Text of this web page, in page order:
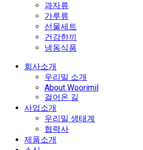
과자류
가루류
선물세트
건강한끼
냉동식품
회사소개
우리밀 소개
About Woorimil
걸어온 길
사업소개
우리밀 생태계
협력사
제품소개